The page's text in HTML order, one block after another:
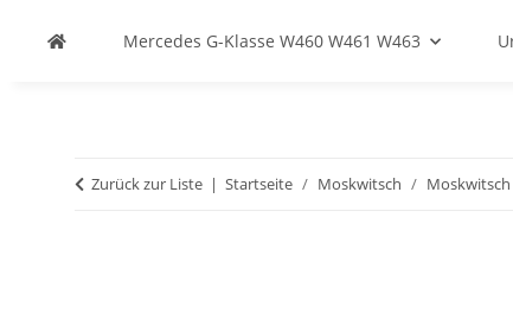
Mercedes G-Klasse W460 W461 W463
Zurück zur Liste Startseite Moskwitsch Moskwitsch